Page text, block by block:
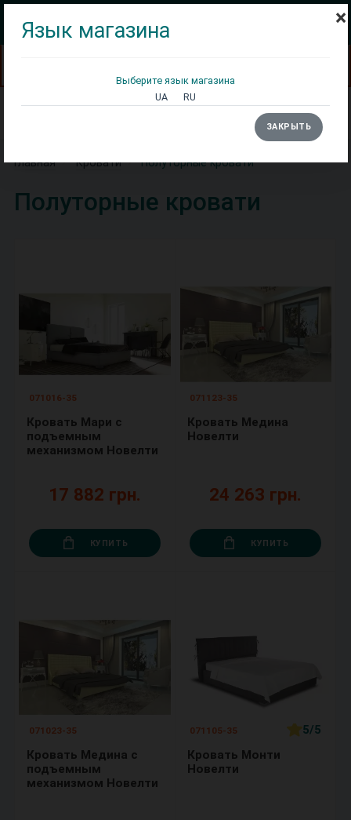
Столы
Главная Кровати Полуторные кровати
×
Язык магазина
Выберите язык магазина
UA
RU
ЗАКРЫТЬ
Полуторные кровати
071016-35
Кровать Мари с
подъемным
механизмом Новелти
17 882 грн.
КУПИТЬ
071123-35
Кровать Медина
Новелти
24 263 грн.
КУПИТЬ
071023-35
Кровать Медина с
подъемным
механизмом Новелти
071105-35
5/5
Кровать Монти
Новелти